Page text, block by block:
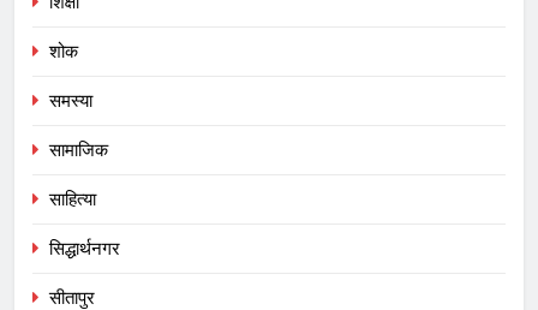
शोक
समस्या
सामाजिक
साहित्या
सिद्धार्थनगर
सीतापुर